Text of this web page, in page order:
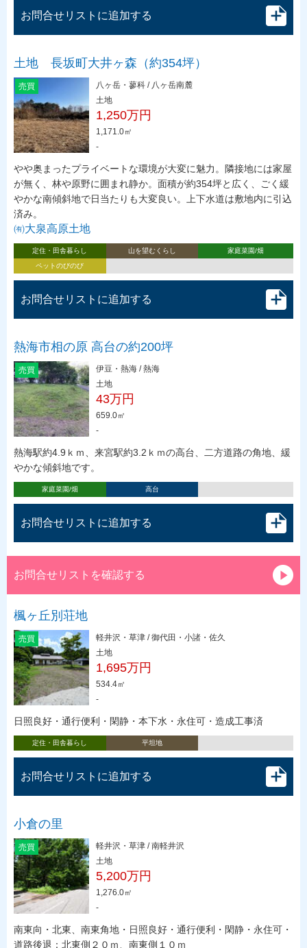
お問合せリストに追加する
土地 長坂町大井ヶ森（約354坪）
売買
八ヶ岳・蓼科 / 八ヶ岳南麓
土地
1,250万円
1,171.0㎡
-
やや奥まったプライベートな環境が大変に魅力。隣接地には家屋
が無く、林や原野に囲まれ静か。面積が約354坪と広く、ごく緩
やかな南傾斜地で日当たりも大変良い。上下水道は敷地内に引込
済み。
㈲大泉高原土地
定住・田舎暮らし 山を望むくらし
家庭菜園/畑
ペットのびのび
お問合せリストに追加する
熱海市相の原 高台の約200坪
売買
伊豆・熱海 / 熱海
土地
43万円
659.0㎡
-
熱海駅約4.9ｋｍ、来宮駅約3.2ｋｍの高台、二方道路の角地、緩
やかな傾斜地です。
家庭菜園/畑 高台
お問合せリストに追加する
お問合せリストを確認する
楓ヶ丘別荘地
売買
軽井沢・草津 / 御代田・小諸・佐久
土地
1,695万円
534.4㎡
-
日照良好・通行便利・閑静・本下水・永住可・造成工事済
定住・田舎暮らし 平坦地
お問合せリストに追加する
小倉の里
売買
軽井沢・草津 / 南軽井沢
土地
5,200万円
1,276.0㎡
-
南東向・北東、南東角地・日照良好・通行便利・閑静・永住可・
道路後退：北東側２０ｍ、南東側１０ｍ